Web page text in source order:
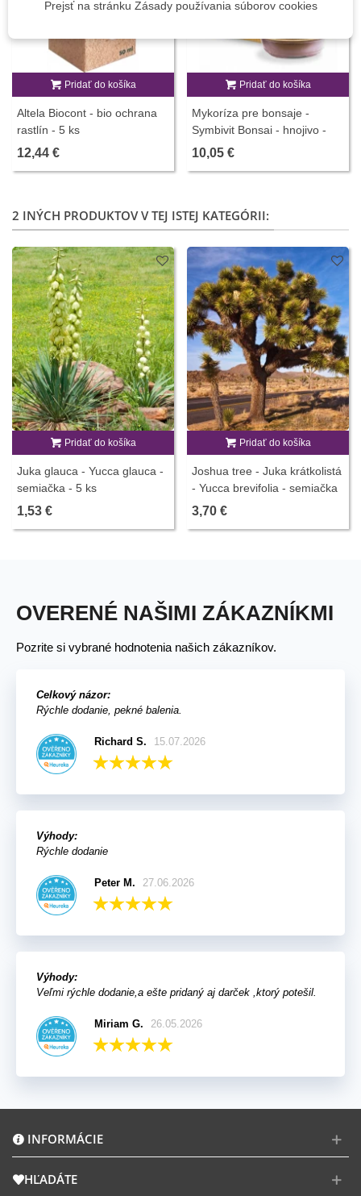
Pridať do košíka
Altela Biocont - bio ochrana
rastlín - 5 ks
12,44 €
Pridať do košíka
Mykoríza pre bonsaje -
Symbivit Bonsai - hnojivo -
150 g
10,05 €
2 INÝCH PRODUKTOV V TEJ ISTEJ KATEGÓRII:
Pridať do košíka
Juka glauca - Yucca glauca -
semiačka - 5 ks
1,53 €
Pridať do košíka
Joshua tree - Juka krátkolistá
- Yucca brevifolia - semiačka
- 6 ks
3,70 €
OVERENÉ NAŠIMI ZÁKAZNÍKMI
Pozrite si vybrané hodnotenia našich zákazníkov.
Celkový názor:
Rýchle dodanie, pekné balenia.
Richard S. 15.07.2026
Výhody:
Rýchle dodanie
Peter M. 27.06.2026
Výhody:
Veľmi rýchle dodanie,a ešte pridaný aj darček ,ktorý potešil.
Miriam G. 26.05.2026
INFORMÁCIE
HĽADÁTE
Prejsť na stránku Zásady používania súborov cookies